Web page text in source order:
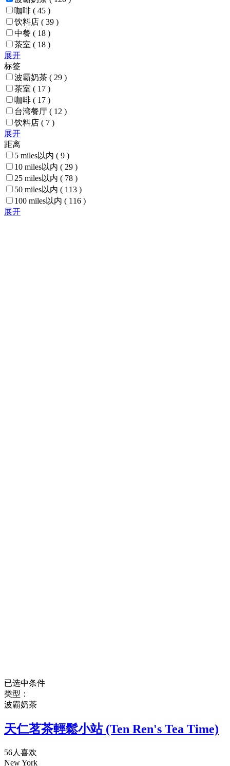
咖啡 ( 45 )
饮料店 ( 39 )
中餐 ( 18 )
茶室 ( 18 )
展开
标签
波霸奶茶 ( 29 )
茶室 ( 17 )
咖啡 ( 17 )
台湾餐厅 ( 12 )
饮料店 ( 7 )
展开
距离
5 miles以内 ( 9 )
10 miles以内 ( 29 )
25 miles以内 ( 78 )
50 miles以内 ( 113 )
100 miles以内 ( 116 )
展开
已选中条件
类型：
波霸奶茶
天仁茗茶輕鬆小站 (Ten Ren's Tea Time)
56人喜欢
New York